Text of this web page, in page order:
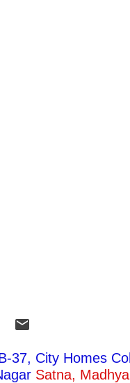
37, City Homes
Satna,